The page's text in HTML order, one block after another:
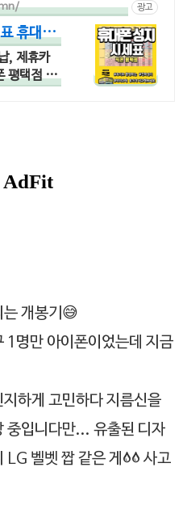
광고
휴대폰
, 제휴카
평택점 휴
는 개봉기😅
1명만 아이폰이었는데 지금
하게 고민하다 지름신을
중입니다만... 유출된 디자
LG 벨벳 짭 같은 게;; 사고